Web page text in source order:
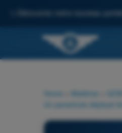
Découvrez notre nouveau
Home Matières